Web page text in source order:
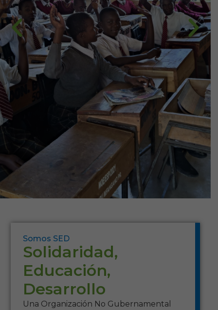
Somos SED
Solidaridad,
Educación,
Desarrollo
Una Organización No Gubernamental